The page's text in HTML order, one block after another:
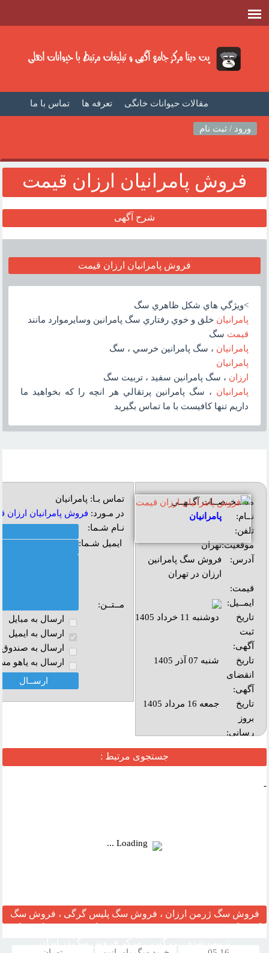
تماس با ما تعرفه ها مقالات حیوانات خانگی
صفحه اصلی
ورود / ثبت نام
فروش پامرانيان ارزان قيمت
شرح آگهی
فروش پامرانيان ارزان قيمت
>ويژگي هاي شکل ظاهري سگ
پامرانيان خلق و خوي رفتاري سگ پامرانين وسايرموارد مانند
قيمت سگ
پامرانيان ، سگ پامرانين خرسي ، سگ
پامرانيان
ارزان ، سگ پامرانين سفيد ، تربيت سگ
پامرانيان ، سگ پامرانين پرتقالي هر انچه را که بخواهيد ما
داريم تنها کافيست با ما تماس بگيريد
مشــخــصــات آگــهــی
نــام:
پامرانیان
تلفن:
موقعیت:تهران
آدرس:
فروش سگ پامرانين
ارزان در تهران
قیمت:
ایمــیل:
تاریخ
ثبت
آگهی:
دوشنبه 11 خرداد 1405
تاریخ
انقضای
آگهی:
شنبه 07 آذر 1405
تاريخ
بروز
رساني:
جمعه 16 مرداد 1405
تماس بـا: پامرانیان
در مـورد: فروش پامرانيان ارزان
نـام شـما:
ایمیل شـما:
مــتــن:
ارسال به مبايل
ارسال به ايميل
ارسال به صندوق
ارسال به ياهو
جستجوی مرتبط :
-
فروش سگ ژرمن ارزان ، فروش سگ پلیس گرگی ، فروش سگ